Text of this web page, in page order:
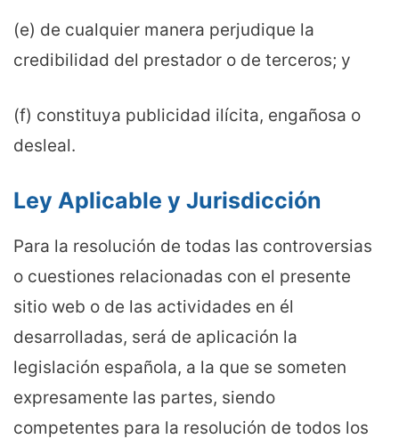
(e) de cualquier manera perjudique la
credibilidad del prestador o de terceros; y
(f) constituya publicidad ilícita, engañosa o
desleal.
Ley Aplicable y Jurisdicción
Para la resolución de todas las controversias
o cuestiones relacionadas con el presente
sitio web o de las actividades en él
desarrolladas, será de aplicación la
legislación española, a la que se someten
expresamente las partes, siendo
competentes para la resolución de todos los